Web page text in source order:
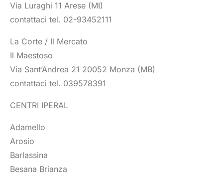
Via Luraghi 11 Arese (MI)
contattaci tel. 02-93452111
La Corte / Il Mercato
Il Maestoso
Via Sant’Andrea 21 20052 Monza (MB)
contattaci tel. 039578391
CENTRI IPERAL
Adamello
Arosio
Barlassina
Besana Brianza